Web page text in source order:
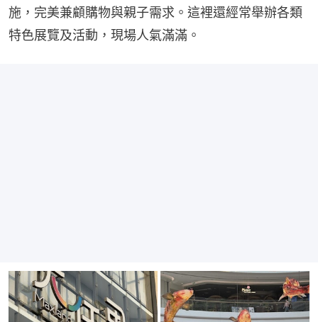
施，完美兼顧購物與親子需求。這裡還經常舉辦各類
特色展覽及活動，現場人氣滿滿。